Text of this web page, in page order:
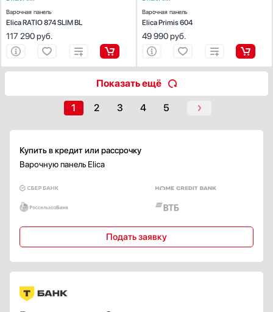
Чугунная
Индивидуальные чугунные решетки для всех конфорок
Составные чугунные решетки
Показать все
Есть
Есть
Автоматическое выключение
Защитное отключение
Принудительное отключение
Защита от перелива
Варочная панель
Elica RATIO 874 SLIM BL
117 290руб.
Варочная панель
Elica Primis 604
49 990руб.
Показать ещё
1 2 3 4 5
Купить в кредит или рассрочку
Варочную панель Elica
Подать заявку